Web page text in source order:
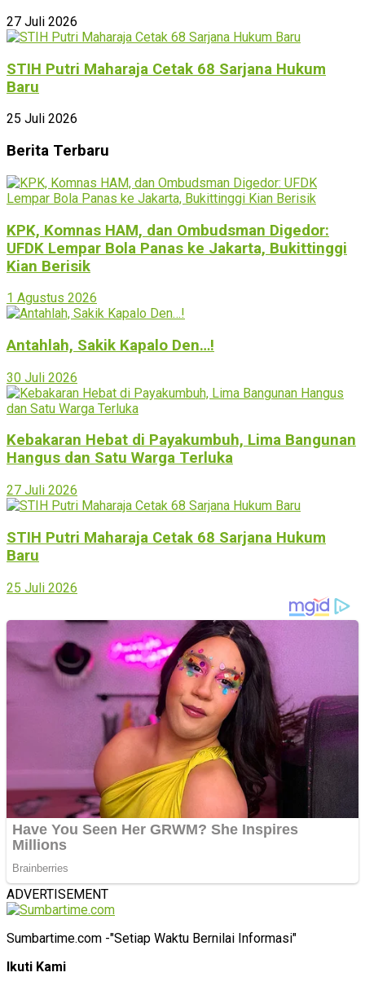
27 Juli 2026
STIH Putri Maharaja Cetak 68 Sarjana Hukum
Baru
25 Juli 2026
Berita Terbaru
KPK, Komnas HAM, dan Ombudsman Digedor:
UFDK Lempar Bola Panas ke Jakarta, Bukittinggi
Kian Berisik
1 Agustus 2026
Antahlah, Sakik Kapalo Den…!
30 Juli 2026
Kebakaran Hebat di Payakumbuh, Lima Bangunan
Hangus dan Satu Warga Terluka
27 Juli 2026
STIH Putri Maharaja Cetak 68 Sarjana Hukum
Baru
25 Juli 2026
ADVERTISEMENT
Sumbartime.com -"Setiap Waktu Bernilai Informasi"
Ikuti Kami